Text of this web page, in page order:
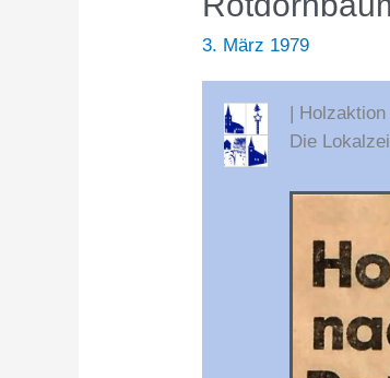
3. März 1979
|
Die